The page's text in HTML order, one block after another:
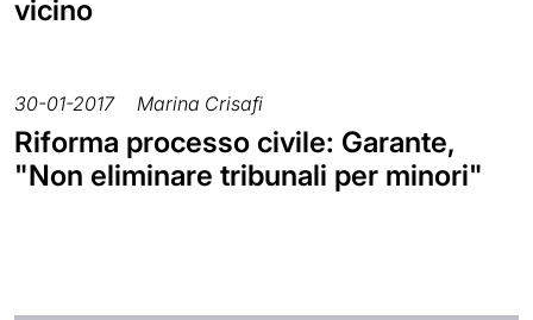
vicino
30-01-2017 Marina Crisafi
Riforma processo civile: Garante,
"Non eliminare tribunali per minori"